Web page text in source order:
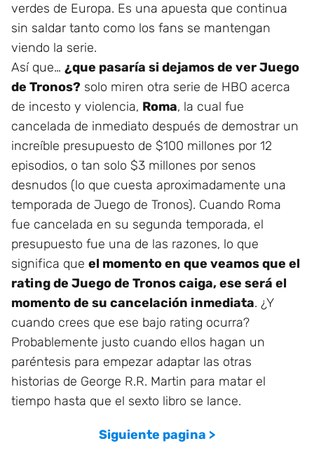
verdes de Europa. Es una apuesta que continua
sin saldar tanto como los fans se mantengan
viendo la serie.
Así que… ¿que pasaría si dejamos de ver Juego
de Tronos? solo miren otra serie de HBO acerca
de incesto y violencia, Roma, la cual fue
cancelada de inmediato después de demostrar un
increíble presupuesto de $100 millones por 12
episodios, o tan solo $3 millones por senos
desnudos (lo que cuesta aproximadamente una
temporada de Juego de Tronos). Cuando Roma
fue cancelada en su segunda temporada, el
presupuesto fue una de las razones, lo que
significa que el momento en que veamos que el
rating de Juego de Tronos caiga, ese será el
momento de su cancelación inmediata. ¿Y
cuando crees que ese bajo rating ocurra?
Probablemente justo cuando ellos hagan un
paréntesis para empezar adaptar las otras
historias de George R.R. Martin para matar el
tiempo hasta que el sexto libro se lance.
Siguiente pagina >